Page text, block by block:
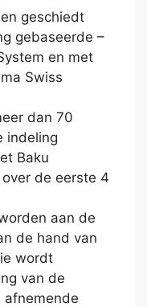
geschiedt
gebaseerde –
en met
Swiss
dan 70
indeling
Baku
de eerste 4
aan de
de hand van
wordt
van de
afnemende